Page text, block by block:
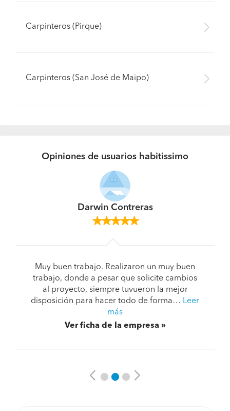
Carpinteros (Pirque)
Carpinteros (San José de Maipo)
Opiniones de usuarios habitissimo
Darwin Contreras
Muy buen trabajo. Realizaron un muy buen
trabajo, donde a pesar que solicite cambios
al proyecto, siempre tuvueron la mejor
disposición para hacer todo de forma… Leer
más
Ver ficha de la empresa
Previous Next